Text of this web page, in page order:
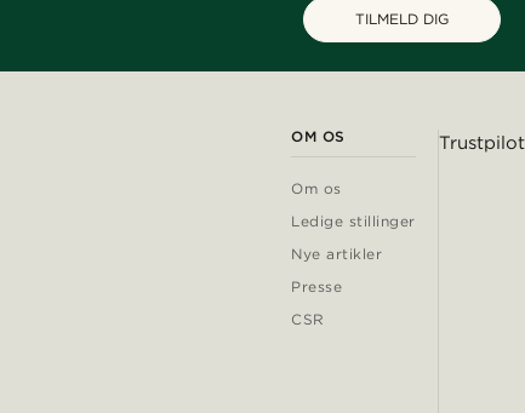
TILMELD DIG
OM OS
Om os
Ledige stillinger
Nye artikler
Presse
CSR
Trustpilot